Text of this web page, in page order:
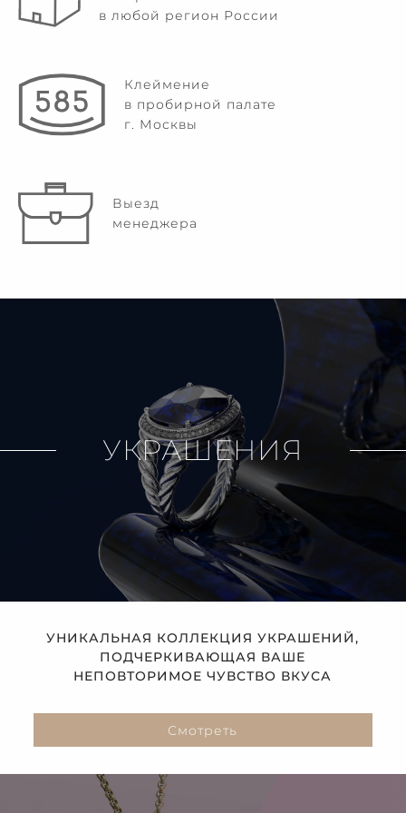
в любой регион России
Клеймение
в пробирной палате
г. Москвы
Выезд
менеджера
УКРАШЕНИЯ
УНИКАЛЬНАЯ КОЛЛЕКЦИЯ УКРАШЕНИЙ,
ПОДЧЕРКИВАЮЩАЯ ВАШЕ
НЕПОВТОРИМОЕ ЧУВСТВО ВКУСА
Смотреть